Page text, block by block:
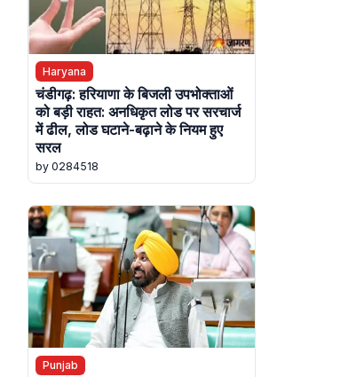
Haryana
चंडीगढ़: हरियाणा के बिजली उपभोक्ताओं
को बड़ी राहत: अनधिकृत लोड पर सरचार्ज
में ढील, लोड घटाने-बढ़ाने के नियम हुए
सरल
by 0284518
Punjab